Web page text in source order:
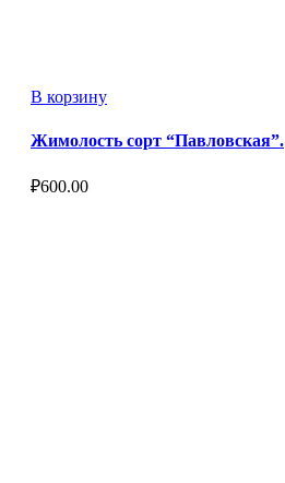
В корзину
Жимолость сорт “Павловская”.
₽600.00